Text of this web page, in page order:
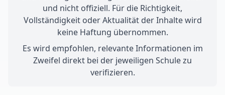
und nicht offiziell. Für die Richtigkeit,
Vollständigkeit oder Aktualität der Inhalte wird
keine Haftung übernommen.
Es wird empfohlen, relevante Informationen im
Zweifel direkt bei der jeweiligen Schule zu
verifizieren.